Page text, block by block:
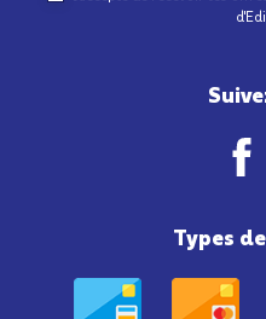
Types